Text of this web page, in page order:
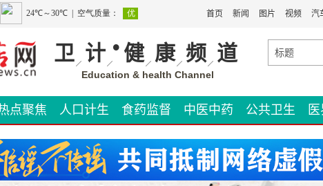
首页 新闻 图片 视频 汽
卫 计 • 健 康 频 道
Education & health Channel
标题
点聚焦 人口计生 食药监督 中医中药 公共卫生